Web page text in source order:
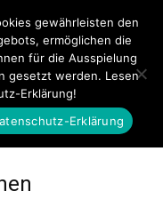
gewährleisten den
ermöglichen die
für die Ausspielung
gesetzt werden. Lesen
Erklärung!
Erklärung